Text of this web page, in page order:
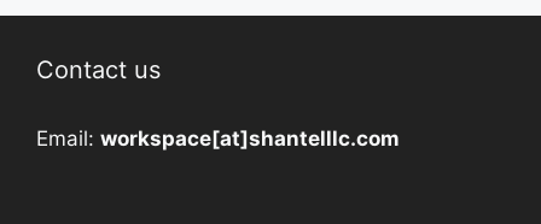
Contact us
Email: workspace[at]shantelllc.com